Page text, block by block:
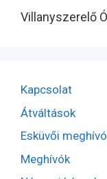
Villanyszerelő
Kapcsolat
Átváltások
Esküvői
Meghívók